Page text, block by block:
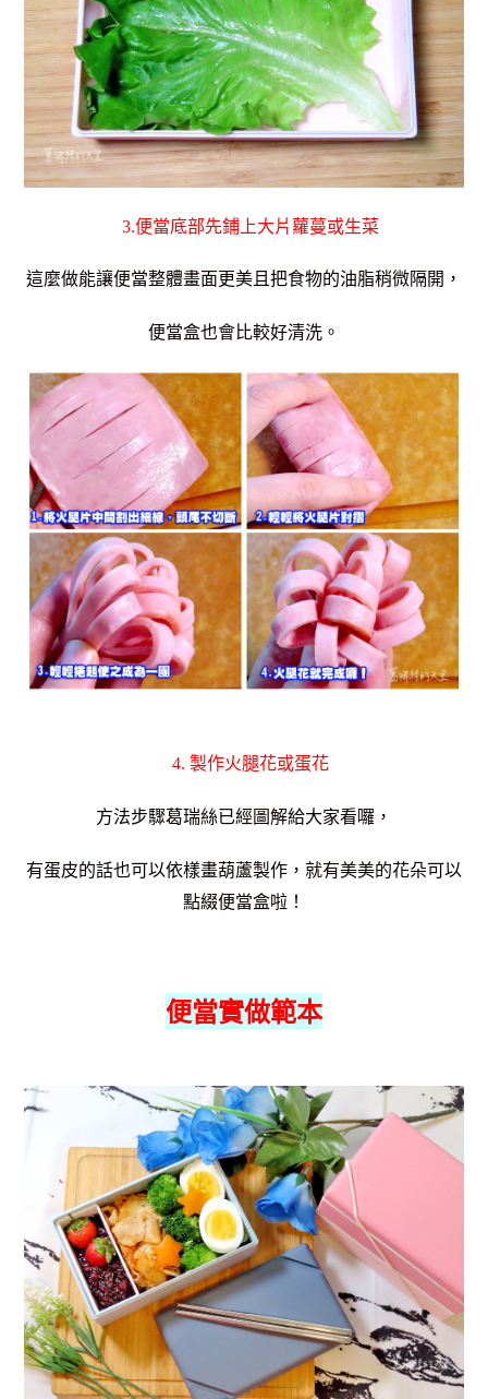
3.便當底部先鋪上大片蘿蔓或生菜
這麼做能讓便當整體畫面更美且把食物的油脂稍微隔開，
便當盒也會比較好清洗。
4. 製作火腿花或蛋花
方法步驟葛瑞絲已經圖解給大家看囉，
有蛋皮的話也可以依樣畫葫蘆製作，就有美美的花朵可以
點綴便當盒啦！
便當實做範本